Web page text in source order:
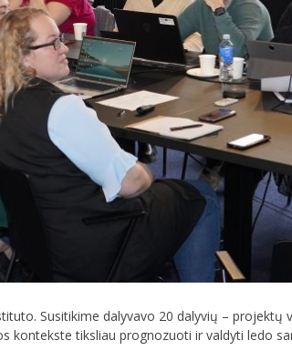
Susitikime dalyvavo 20 dalyvių – projektų
kontekste tiksliau prognozuoti ir valdyti ledo